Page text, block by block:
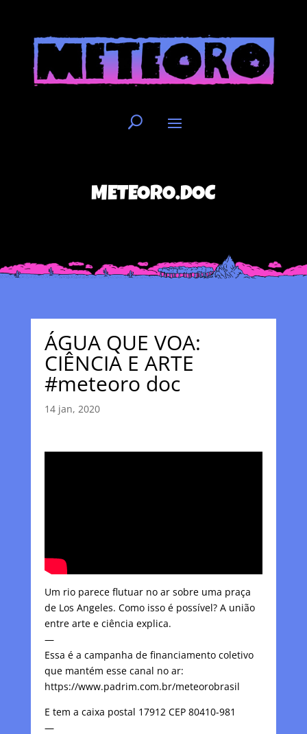
METEORO.DOC
ÁGUA QUE VOA:
CIÊNCIA E ARTE
#meteoro doc
14 jan, 2020
Um rio parece flutuar no ar sobre uma praça
de Los Angeles. Como isso é possível? A união
entre arte e ciência explica.
—
Essa é a campanha de financiamento coletivo
que mantém esse canal no ar:
https://www.padrim.com.br/meteorobrasil
E tem a caixa postal 17912 CEP 80410-981
—